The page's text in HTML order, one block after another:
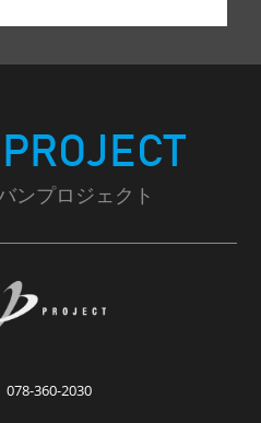
ンプロジェクト
078-360-2030